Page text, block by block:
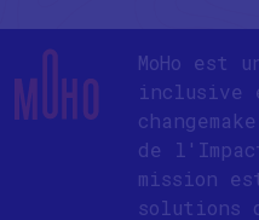
MoHo est
inclusive
de
mission
solutions